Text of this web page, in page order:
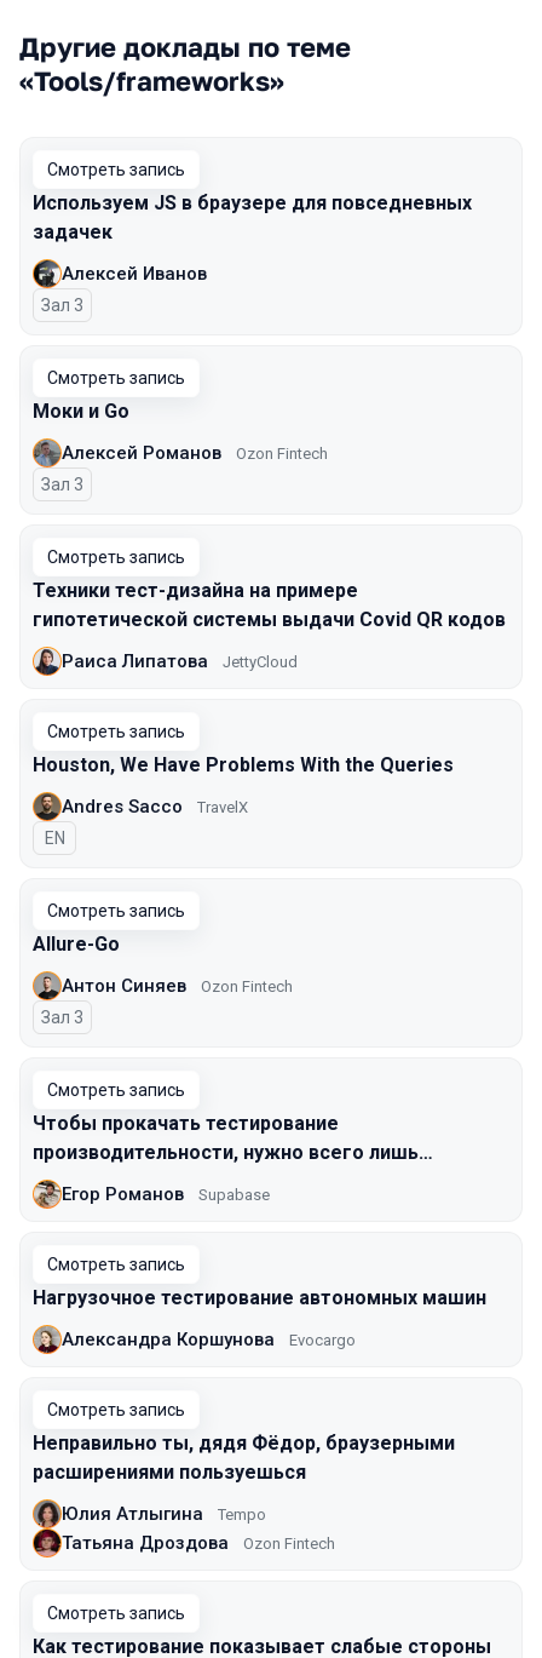
Другие доклады по теме
«Tools/frameworks»
Смотреть запись
Используем JS в браузере для повседневных
задачек
Алексей Иванов
Зал 3
Смотреть запись
Моки и Go
Алексей Романов Ozon Fintech
Зал 3
Смотреть запись
Техники тест-дизайна на примере
гипотетической системы выдачи Covid QR кодов
Раиса Липатова JettyCloud
Смотреть запись
Houston, We Have Problems With the Queries
Andres Sacco TravelX
На английском языке
EN
Смотреть запись
Allure-Go
Антон Синяев Ozon Fintech
Зал 3
Смотреть запись
Чтобы прокачать тестирование
производительности, нужно всего лишь…
Егор Романов Supabase
Смотреть запись
Нагрузочное тестирование автономных машин
Александра Коршунова Evocargo
Смотреть запись
Неправильно ты, дядя Фёдор, браузерными
расширениями пользуешься
Юлия Атлыгина Tempo
Татьяна Дроздова Ozon Fintech
Смотреть запись
Как тестирование показывает слабые стороны